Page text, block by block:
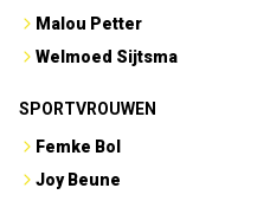
Malou Petter
Welmoed Sijtsma
SPORTVROUWEN
Femke Bol
Joy Beune